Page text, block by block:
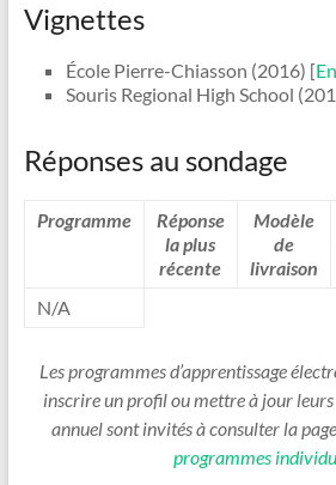
Vignettes
École Pierre-Chiasson (2016) [
Souris Regional High School
Réponses au sondage
Programme
Réponse
la plus
récente
Modèle
de
livraison
N/A
Les programmes d’apprentissage
inscrire un profil ou mettre à jour leurs
annuel sont invités à consulter la
programmes